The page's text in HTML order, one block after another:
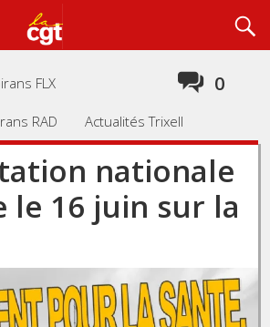
0
FLX
RAD Actualités Trixell
nationale
le 16 juin sur la